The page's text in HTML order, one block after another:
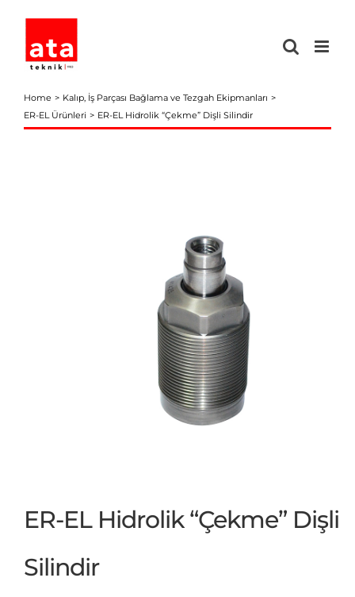
content
Home
Kalıp, İş Parçası Bağlama ve Tezgah Ekipmanları
ER-EL Ürünleri
ER-EL Hidrolik “Çekme” Dişli Silindir
ER-EL Hidrolik “Çekme” Dişli
Silindir